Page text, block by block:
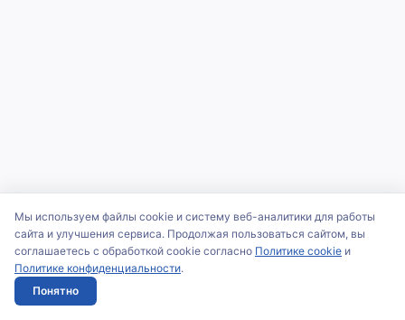
Мы используем файлы cookie и систему веб-аналитики для работы
сайта и улучшения сервиса. Продолжая пользоваться сайтом, вы
соглашаетесь с обработкой cookie согласно Политике cookie и
Политике конфиденциальности.
Понятно